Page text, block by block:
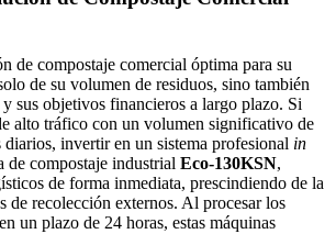
de compostaje comercial óptima para su
de su volumen de residuos, sino también
sus objetivos financieros a largo plazo. Si
alto tráfico con un volumen significativo de
diarios, invertir en un sistema profesional in
de compostaje industrial Eco-130KSN,
de forma inmediata, prescindiendo de la
de recolección externos. Al procesar los
un plazo de 24 horas, estas máquinas